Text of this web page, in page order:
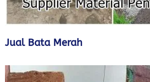
Jual Bata Merah